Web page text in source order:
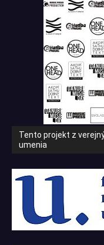
Tento projekt z
umenia